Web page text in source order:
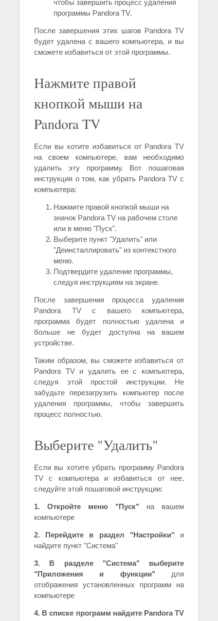
чтобы завершить процесс удаления
программы Pandora TV.
После завершения этих шагов Pandora TV
будет удалена с вашего компьютера, и вы
сможете избавиться от этой программы.
Нажмите правой
кнопкой мыши на
Pandora TV
Если вы хотите избавиться от Pandora TV
на своем компьютере, вам необходимо
удалить эту программу. Вот пошаговая
инструкция о том, как убрать Pandora TV с
компьютера:
Нажмите правой кнопкой мыши на
значок Pandora TV на рабочем столе
или в меню "Пуск".
Выберите пункт "Удалить" или
"Деинсталлировать" из контекстного
меню.
Подтвердите удаление программы,
следуя инструкциям на экране.
После завершения процесса удаления
Pandora TV с вашего компьютера,
программа будет полностью удалена и
больше не будет доступна на вашем
устройстве.
Таким образом, вы сможете избавиться от
Pandora TV и удалить ее с компьютера,
следуя этой простой инструкции. Не
забудьте перезагрузить компьютер после
удаления программы, чтобы завершить
процесс полностью.
Выберите "Удалить"
Если вы хотите убрать программу Pandora
TV с компьютера и избавиться от нее,
следуйте этой пошаговой инструкции:
1. Откройте меню "Пуск" на вашем
компьютере
2. Перейдите в раздел "Настройки" и
найдите пункт "Система"
3. В разделе "Система" выберите
"Приложения и функции" для
отображения установленных программ на
компьютере
4. В списке программ найдите Pandora TV